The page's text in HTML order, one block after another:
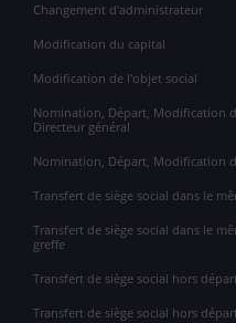
Changement d'administrateur
Modification du capital
Modification de l'objet social
Nomination, Départ, Modification
Directeur général
Nomination, Départ, Modification
Transfert de siège social dans le
Transfert de siège social dans le
greffe
Transfert de siège social hors
Transfert de siège social hors